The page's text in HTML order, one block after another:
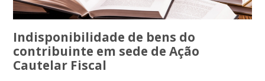
Indisponibilidade de bens do
contribuinte em sede de Ação
Cautelar Fiscal